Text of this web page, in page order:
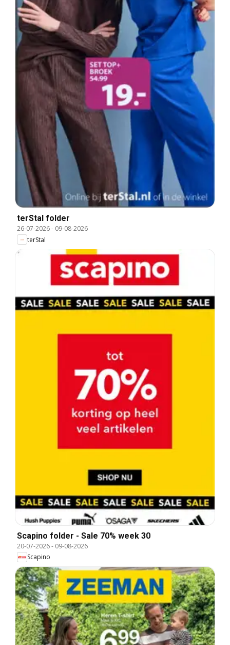
terStal folder
26-07-2026- 09-08-2026
terStal
Scapino folder - Sale 70% week 30
20-07-2026- 09-08-2026
Scapino